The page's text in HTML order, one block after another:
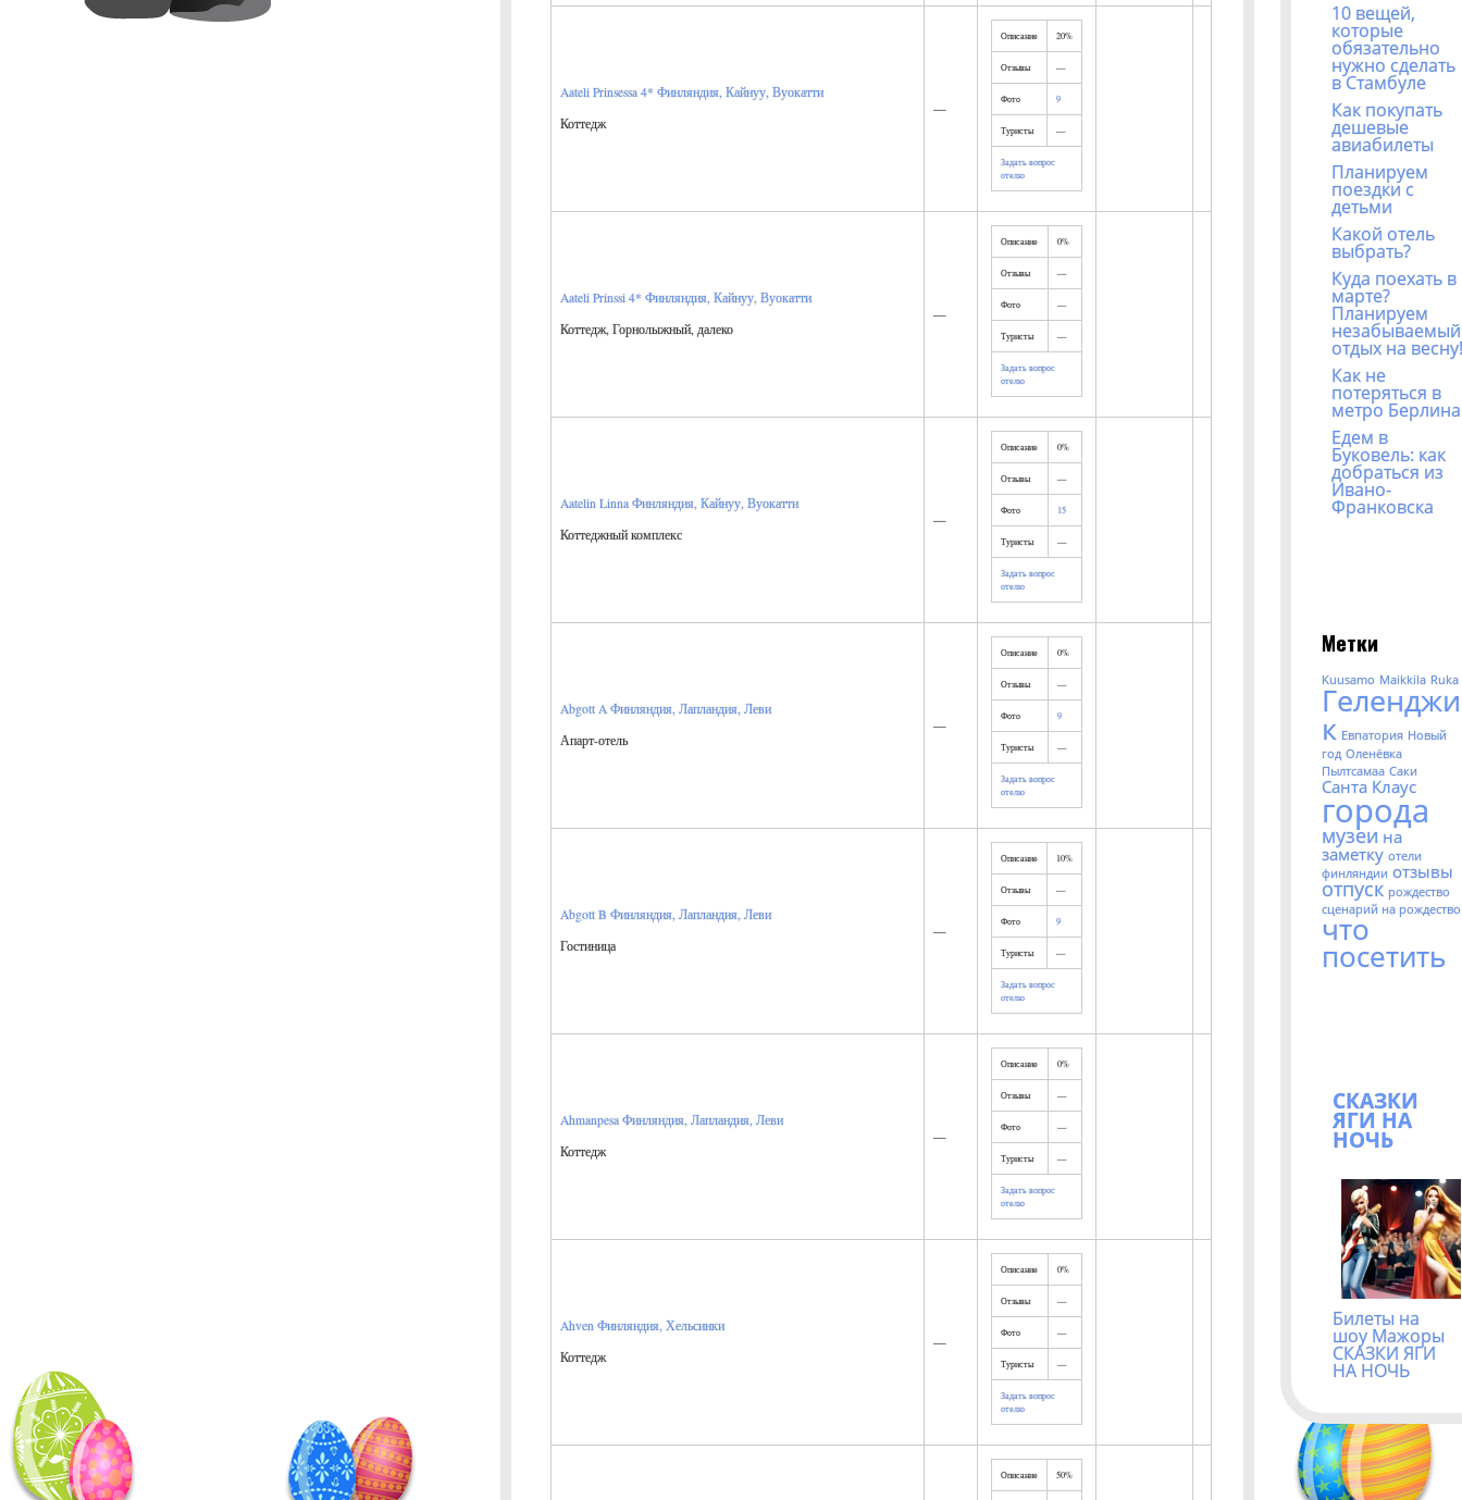
Aateli Prinsessa 4* Финляндия, Кайнуу, Вуокатти
Коттедж
—
Описание 20%
Отзывы —
Фото 9
Туристы —
Задать вопрос
отелю
Aateli Prinssi 4* Финляндия, Кайнуу, Вуокатти
Коттедж, Горнолыжный, далеко
—
Описание 0%
Отзывы —
Фото —
Туристы —
Задать вопрос
отелю
Aatelin Linna Финляндия, Кайнуу, Вуокатти
Коттеджный комплекс
—
Описание 0%
Отзывы —
Фото 15
Туристы —
Задать вопрос
отелю
Abgott A Финляндия, Лапландия, Леви
Апарт-отель
—
Описание 0%
Отзывы —
Фото 9
Туристы —
Задать вопрос
отелю
Abgott B Финляндия, Лапландия, Леви
Гостиница
—
Описание 10%
Отзывы —
Фото 9
Туристы —
Задать вопрос
отелю
Ahmanpesa Финляндия, Лапландия, Леви
Коттедж
—
Описание 0%
Отзывы —
Фото —
Туристы —
Задать вопрос
отелю
Ahven Финляндия, Хельсинки
Коттедж
—
Описание 0%
Отзывы —
Фото —
Туристы —
Задать вопрос
отелю
Описание 50%
10 вещей,
которые
обязательно
нужно сделать
в Стамбуле
Как покупать
дешевые
авиабилеты
Планируем
поездки с
детьми
Какой отель
выбрать?
Куда поехать в
марте?
Планируем
незабываемый
отдых на весну!
Как не
потеряться в
метро Берлина
Едем в
Буковель: как
добраться из
Ивано-
Франковска
Метки
Kuusamo Maikkila Ruka
Геленджи
к Евпатория Новый
год Оленёвка
Пылтсамаа Саки
Санта Клаус
города
музеи на
заметку отели
финляндии отзывы
отпуск рождество
сценарий на рождество
что
посетить
СКАЗКИ
ЯГИ НА
НОЧЬ
Билеты на
шоу Мажоры
СКАЗКИ ЯГИ
НА НОЧЬ